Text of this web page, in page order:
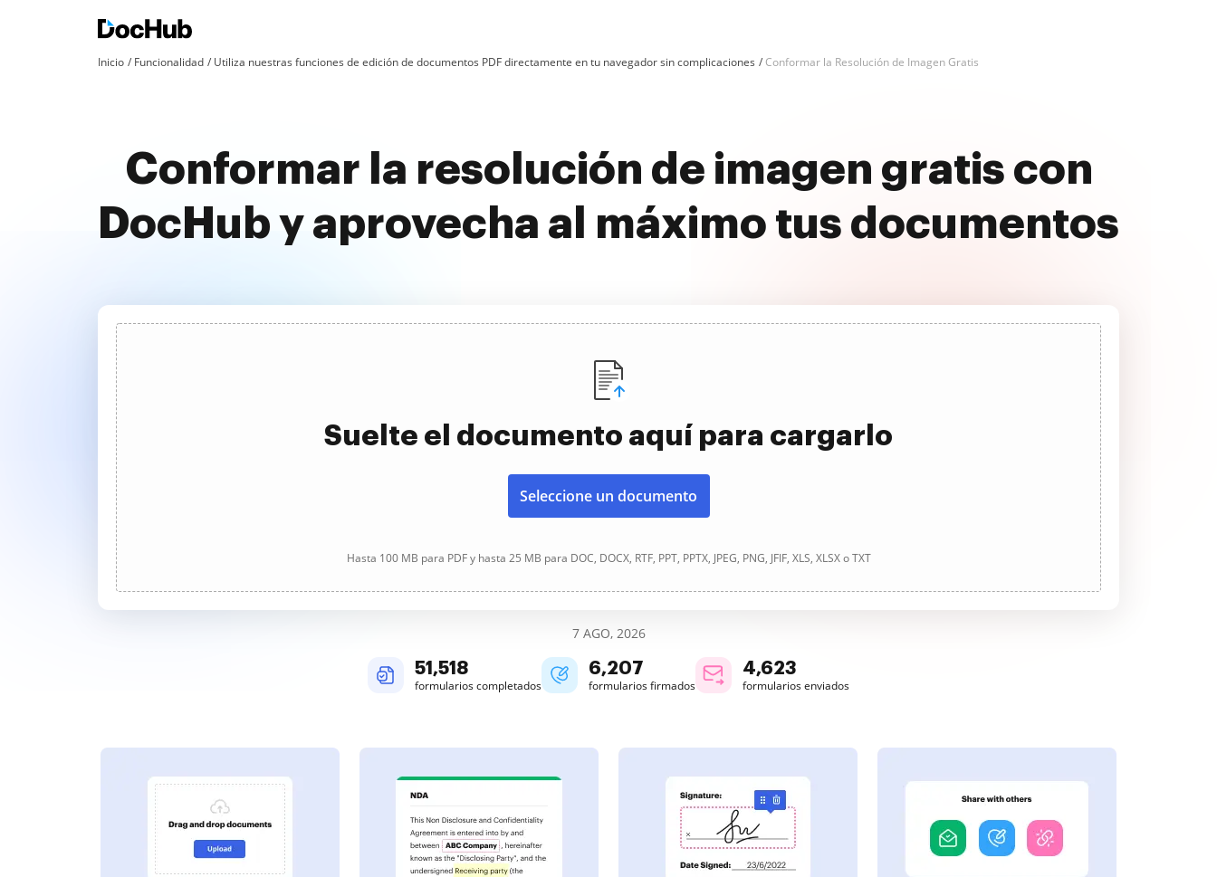
Inicio Funcionalidad Utiliza nuestras funciones de edición de documentos PDF directamente en tu navegador sin complicaciones Conformar la Resolución de Imagen Gratis
Conformar la resolución de imagen gratis con
DocHub y aprovecha al máximo tus documentos
Suelte el documento aquí para cargarlo
Seleccione un documento
Hasta 100 MB para PDF y hasta 25 MB para DOC, DOCX, RTF, PPT, PPTX, JPEG, PNG, JFIF, XLS, XLSX o TXT
7 AGO, 2026
51,518
formularios completados
6,207
formularios firmados
4,623
formularios enviados